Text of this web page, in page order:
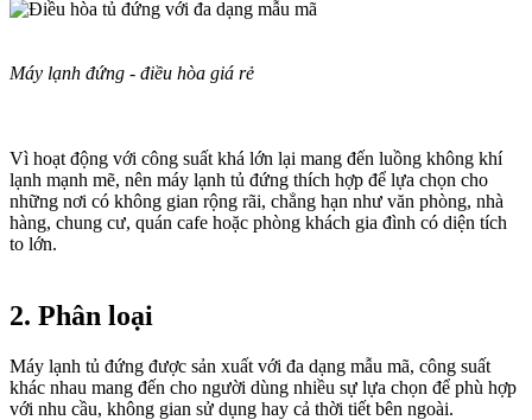
Máy lạnh đứng - điều hòa giá rẻ
Vì hoạt động với công suất khá lớn lại mang đến luồng không khí
lạnh mạnh mẽ, nên máy lạnh tủ đứng thích hợp để lựa chọn cho
những nơi có không gian rộng rãi, chẳng hạn như văn phòng, nhà
hàng, chung cư, quán cafe hoặc phòng khách gia đình có diện tích
to lớn.
2. Phân loại
Máy lạnh tủ đứng được sản xuất với đa dạng mẫu mã, công suất
khác nhau mang đến cho người dùng nhiều sự lựa chọn để phù hợp
với nhu cầu, không gian sử dụng hay cả thời tiết bên ngoài.